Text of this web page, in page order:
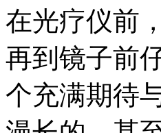
在光疗仪前
再到镜子前
个充满期待